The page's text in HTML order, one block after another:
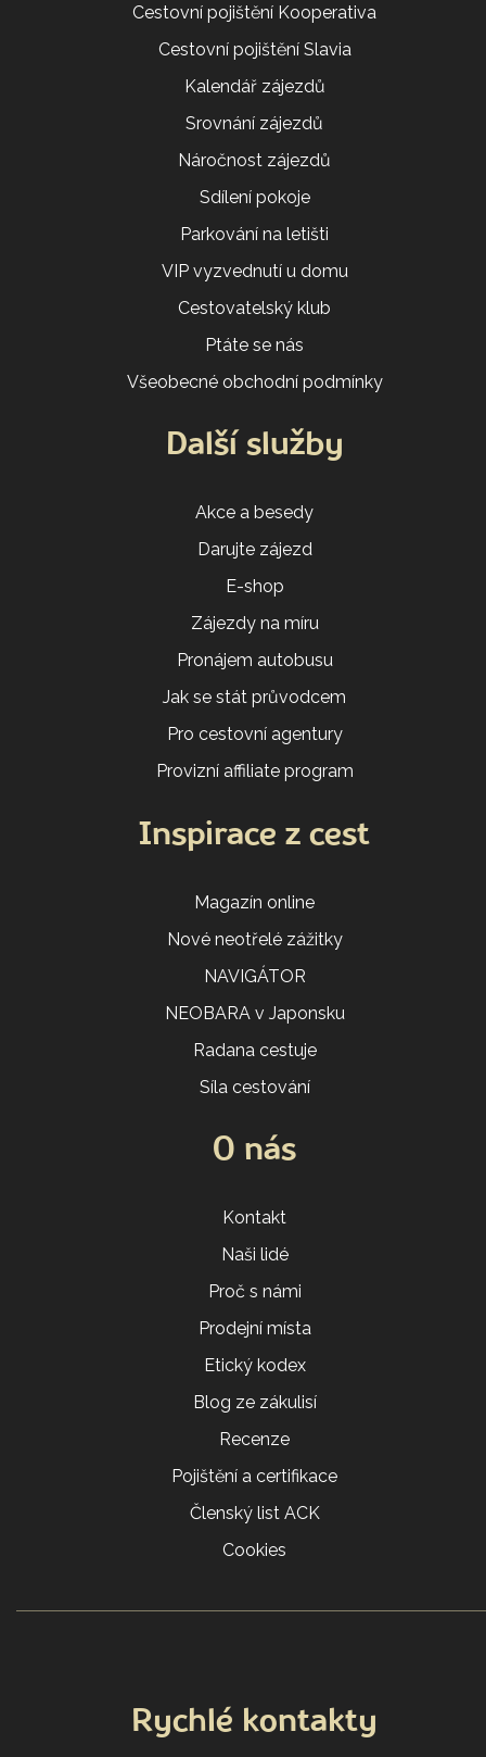
Cestovní pojištění Kooperativa
Cestovní pojištění Slavia
Kalendář zájezdů
Srovnání zájezdů
Náročnost zájezdů
Sdílení pokoje
Parkování na letišti
VIP vyzvednutí u domu
Cestovatelský klub
Ptáte se nás
Všeobecné obchodní podmínky
Další služby
Akce a besedy
Darujte zájezd
E-shop
Zájezdy na míru
Pronájem autobusu
Jak se stát průvodcem
Pro cestovní agentury
Provizní affiliate program
Inspirace z cest
Magazín online
Nové neotřelé zážitky
NAVIGÁTOR
NEOBARA v Japonsku
Radana cestuje
Síla cestování
O nás
Kontakt
Naši lidé
Proč s námi
Prodejní místa
Etický kodex
Blog ze zákulisí
Recenze
Pojištění a certifikace
Členský list ACK
Cookies
Rychlé kontakty